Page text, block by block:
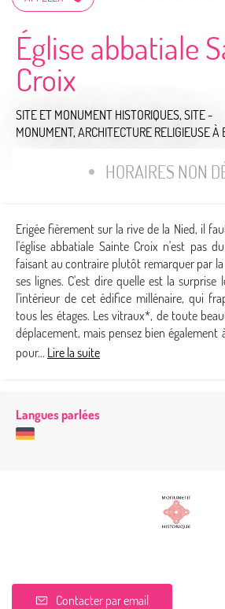
Église abbatiale
Croix
SITE ET MONUMENT HISTORIQUES, SITE -
MONUMENT, ARCHITECTURE RELIGIEUSEÀ
HORAIRES NON
Erigée fièrement sur la rive de la Nied, il
l'église abbatiale Sainte Croix n'est pas
faisant au contraire plutôt remarquer par
ses lignes. C'est dire quelle est la surprise
l'intérieur de cet édifice millénaire, qui
tous les étages. Les vitraux*, de toute
déplacement, mais pensez bien également
pour... Lire la suite
Langues parlées
Contacter par email